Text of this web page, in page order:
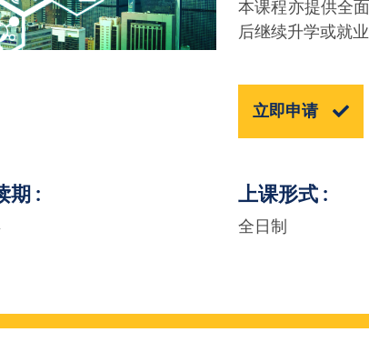
本课程亦提供全
后继续升学或就
立即申请
期 上课形式
全日制